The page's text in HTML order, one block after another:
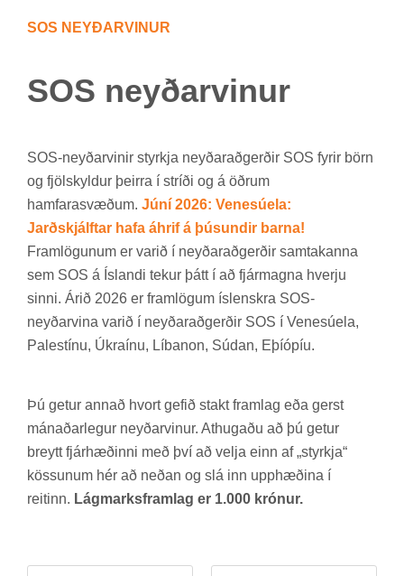
SOS NEYÐ­AR­VIN­UR
SOS neyð­ar­vin­ur
SOS-neyð­ar­vin­ir styrkja neyð­ar­að­gerð­ir SOS fyr­ir börn
og fjöl­skyld­ur þeirra í stríði og á öðr­um
ham­fara­svæð­um. Júní 2026: Venesúela:
Jarðskjálftar hafa áhrif á þúsundir barna!
Fram­lög­un­um er var­ið í neyð­ar­að­gerð­ir sam­tak­anna
sem SOS á Ís­landi tek­ur þátt í að fjár­magna hverju
sinni. Árið 2026 er fram­lög­um ís­lenskra SOS-
neyð­ar­vina var­ið í neyð­ar­að­gerð­ir SOS í Venesúela,
Palestínu, Úkraínu, Líb­anon, Súd­an, Eþí­óp­íu.
Þú get­ur ann­að hvort gef­ið stakt fram­lag eða gerst
mán­að­ar­leg­ur neyð­ar­vin­ur. At­hug­aðu að þú get­ur
breytt fjár­hæð­inni með því að velja einn af „styrkja“
köss­un­um hér að neð­an og slá inn upp­hæð­ina í
reit­inn. Lágmarksframlag er 1.000 krónur.